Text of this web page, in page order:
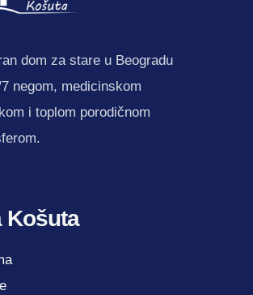
dom za stare u Beogradu
negom, medicinskom
i toplom porodičnom
Košuta